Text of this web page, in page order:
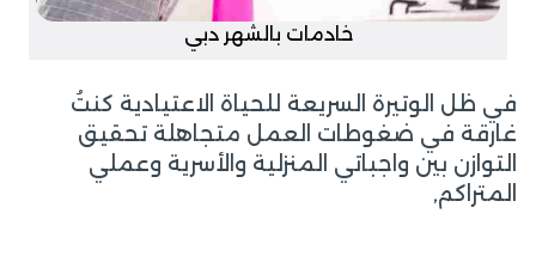
خادمات بالشهر دبي
في ظل الوتيرة السريعة للحياة الاعتيادية كنتُ
غارقة في ضغوطات العمل متجاهلة تحقيق
التوازن بين واجباتي المنزلية والأسرية وعملي
المتراكم,